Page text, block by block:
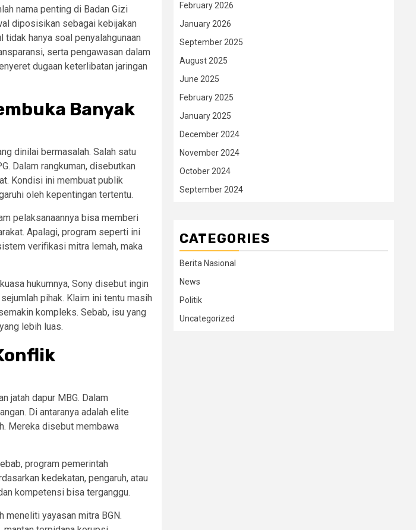
nama penting di Badan Gizi
diposisikan sebagai kebijakan
hanya soal penyalahgunaan
serta pengawasan dalam
dugaan keterlibatan jaringan
Banyak
dinilai bermasalah. Salah satu
Dalam rangkuman, disebutkan
Kondisi ini membuat publik
oleh kepentingan tertentu.
pelaksanaannya bisa memberi
Apalagi, program seperti ini
verifikasi mitra lemah, maka
hukumnya, Sony disebut ingin
pihak. Klaim ini tentu masih
kompleks. Sebab, isu yang
lebih luas.
jatah dapur MBG. Dalam
Di antaranya adalah elite
Mereka disebut membawa
program pemerintah
kedekatan, pengaruh, atau
kompetensi bisa terganggu.
meneliti yayasan mitra BGN.
February 2026
January 2026
September 2025
August 2025
June 2025
February 2025
January 2025
December 2024
November 2024
October 2024
September 2024
CATEGORIES
Berita Nasional
News
Politik
Uncategorized